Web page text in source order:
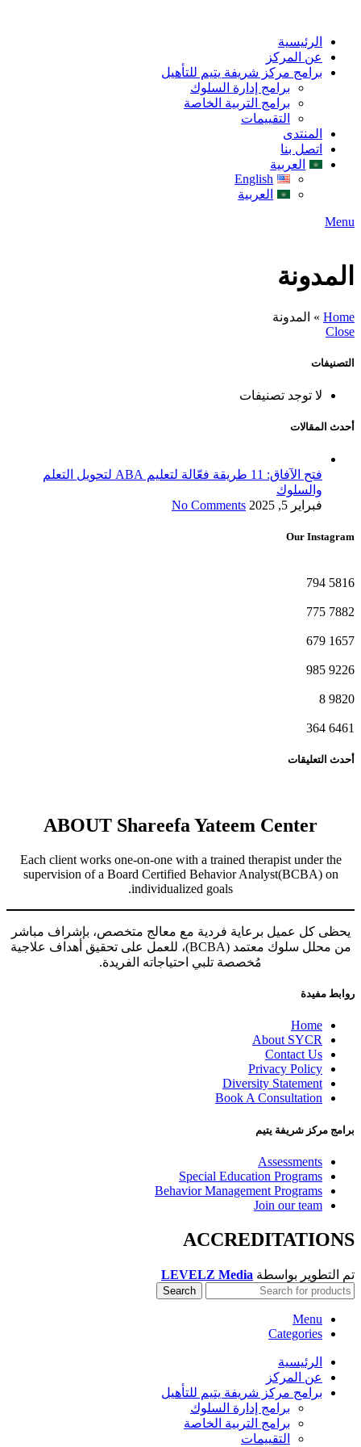
الرئيسية
عن المركز
برامج مركز شريفة يتيم للتأهيل
برامج إدارة السلوك
برامج التربية الخاصة
التقييمات
المنتدى
اتصل بنا
العربية
English
العربية
Menu
المدونة
Home
» المدونة
Close
التصنيفات
لا توجد تصنيفات
أحدث المقالات
فتح الآفاق: 11 طريقة فعّالة لتعليم ABA لتحويل التعلم
والسلوك
فبراير 5, 2025
No Comments
Our Instagram
5816
794
7882
775
1657
679
9226
985
9820
8
6461
364
أحدث التعليقات
ABOUT Shareefa Yateem Center
Each client works one-on-one with a trained therapist under the
supervision of a Board Certified Behavior Analyst(BCBA) on
individualized goals.
يحظى كل عميل برعاية فردية مع معالج متخصص، بإشراف مباشر
من محلل سلوك معتمد (BCBA)، للعمل على تحقيق أهداف علاجية
مُخصصة تلبي احتياجاته الفريدة.
روابط مفيدة
Home
About SYCR
Contact Us
Privacy Policy
Diversity Statement
Book A Consultation
برامج مركز شريفة يتيم
Assessments
Special Education Programs
Behavior Management Programs
Join our team
ACCREDITATIONS
تم التطوير بواسطة LEVELZ Media
Search
Menu
Categories
الرئيسية
عن المركز
برامج مركز شريفة يتيم للتأهيل
برامج إدارة السلوك
برامج التربية الخاصة
التقييمات